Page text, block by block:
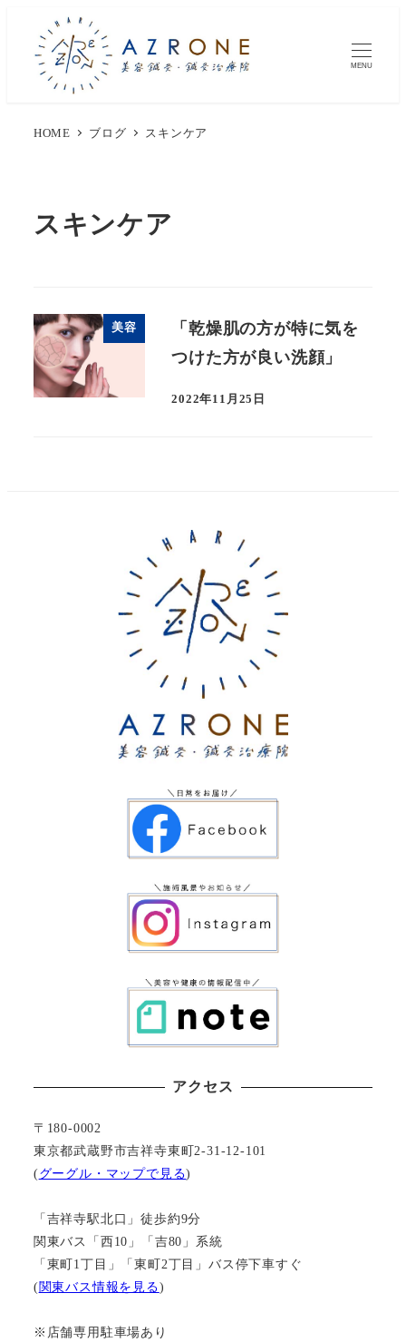
MENU
HOME ブログ スキンケア
スキンケア
美容
「乾燥肌の方が特に気を
つけた方が良い洗顔」
2022年11月25日
アクセス
〒180-0002
東京都武蔵野市吉祥寺東町2-31-12-101
(グーグル・マップで見る)
「吉祥寺駅北口」徒歩約9分
関東バス「西10」「吉80」系統
「東町1丁目」「東町2丁目」バス停下車すぐ
(関東バス情報を見る)
※店舗専用駐車場あり